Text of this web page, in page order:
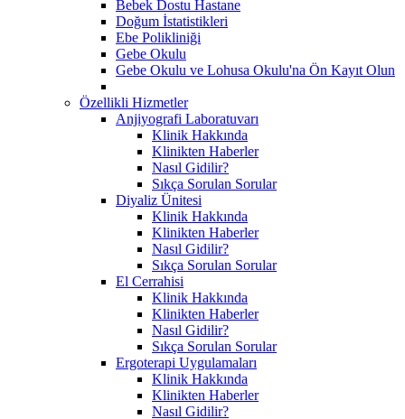
Bebek Dostu Hastane
Doğum İstatistikleri
Ebe Polikliniği
Gebe Okulu
Gebe Okulu ve Lohusa Okulu'na Ön Kayıt Olun
Özellikli Hizmetler
Anjiyografi Laboratuvarı
Klinik Hakkında
Klinikten Haberler
Nasıl Gidilir?
Sıkça Sorulan Sorular
Diyaliz Ünitesi
Klinik Hakkında
Klinikten Haberler
Nasıl Gidilir?
Sıkça Sorulan Sorular
El Cerrahisi
Klinik Hakkında
Klinikten Haberler
Nasıl Gidilir?
Sıkça Sorulan Sorular
Ergoterapi Uygulamaları
Klinik Hakkında
Klinikten Haberler
Nasıl Gidilir?